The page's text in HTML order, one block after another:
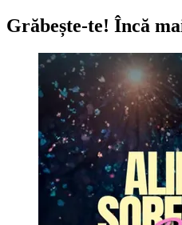
Grăbește-te! Încă